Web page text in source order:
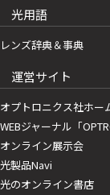
光用語
レンズ辞典＆事典
運営サイト
オプトロニクス社ホー
WEBジャーナル「
オンライン展示会
光製品Navi
光のオンライン書店